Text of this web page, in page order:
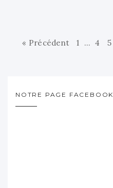
« Précédent 1 … 4 5
NOTRE PAGE FACEBOOK